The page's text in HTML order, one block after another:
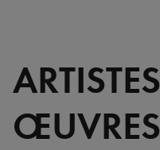
ARTISTES
ŒUVRES